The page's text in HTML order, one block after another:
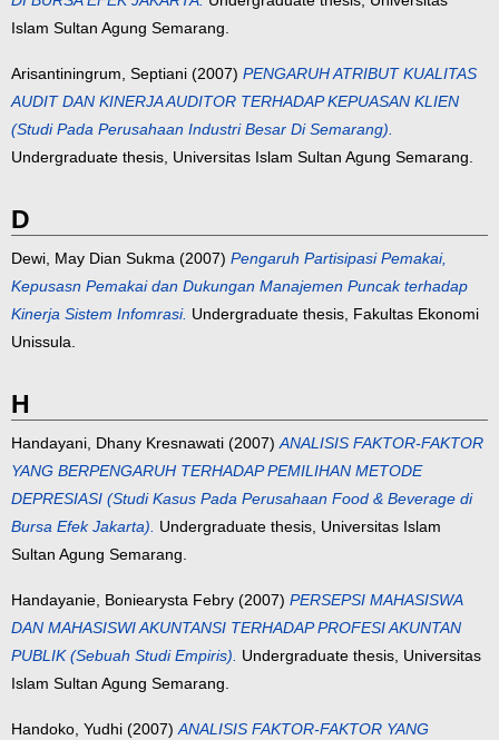
Islam Sultan Agung Semarang.
Arisantiningrum, Septiani (2007) PENGARUH ATRIBUT KUALITAS
AUDIT DAN KINERJA AUDITOR TERHADAP KEPUASAN KLIEN
(Studi Pada Perusahaan Industri Besar Di Semarang).
Undergraduate thesis, Universitas Islam Sultan Agung Semarang.
D
Dewi, May Dian Sukma (2007) Pengaruh Partisipasi Pemakai,
Kepusasn Pemakai dan Dukungan Manajemen Puncak terhadap
Kinerja Sistem Infomrasi. Undergraduate thesis, Fakultas Ekonomi
Unissula.
H
Handayani, Dhany Kresnawati (2007)ANALISIS FAKTOR-FAKTOR
YANG BERPENGARUH TERHADAP PEMILIHAN METODE
DEPRESIASI (Studi Kasus Pada Perusahaan Food & Beverage di
Bursa Efek Jakarta). Undergraduate thesis, Universitas Islam
Sultan Agung Semarang.
Handayanie, Boniearysta Febry (2007) PERSEPSI MAHASISWA
DAN MAHASISWI AKUNTANSI TERHADAP PROFESI AKUNTAN
PUBLIK (Sebuah Studi Empiris). Undergraduate thesis, Universitas
Islam Sultan Agung Semarang.
Handoko, Yudhi (2007)ANALISIS FAKTOR-FAKTOR YANG